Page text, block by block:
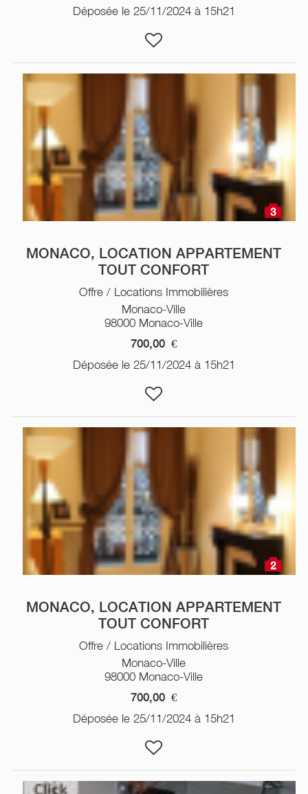
Déposée le 25/11/2024 à 15h21
3
MONACO, LOCATION APPARTEMENT
TOUT CONFORT
Offre / Locations Immobilières
Monaco-Ville
98000 Monaco-Ville
700,00 €
Déposée le 25/11/2024 à 15h21
2
MONACO, LOCATION APPARTEMENT
TOUT CONFORT
Offre / Locations Immobilières
Monaco-Ville
98000 Monaco-Ville
700,00 €
Déposée le 25/11/2024 à 15h21